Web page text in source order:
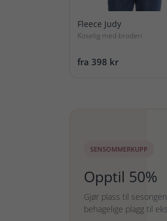
Fleece Judy
Koselig med broderi
fra 398 kr
SENSOMMERKUPP
Opptil 50%
Gjør plass til
behagelige plagg til